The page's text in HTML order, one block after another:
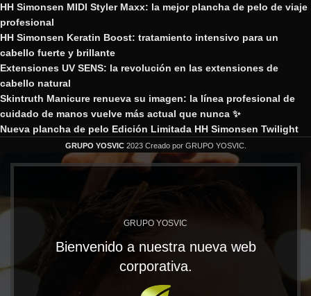
HH Simonsen MIDI Styler Maxx: la mejor plancha de pelo de viaje
profesional
HH Simonsen Keratin Boost: tratamiento intensivo para un
cabello fuerte y brillante
Extensiones UV SENS: la revolución en las extensiones de
cabello natural
Skintruth Manicure renueva su imagen: la línea profesional de
cuidado de manos vuelve más actual que nunca ✨
Nueva plancha de pelo Edición Limitada HH Simonsen Twilight
GRUPO YOSVIC 2023 Creado por GRUPO YOSVIC.
GRUPO YOSVIC
Bienvenido a nuestra nueva web
corporativa.